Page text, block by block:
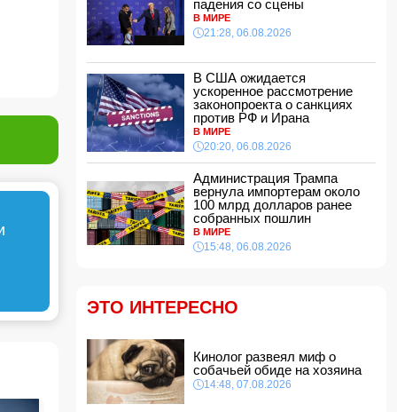
11:48, 07.08.2026
Женщина попала за решетку из-за
11:40, 07.08.2026
Европе предрекли ущерб в размере 800 млрд
евро
11:34, 07.08.2026
Известная актриса обратилась к Эрдогану:
«Я не могу спать по ночам»
Звезда сборной Испании перейдет в
«Барселону»
11:30, 07.08.2026
ВС РФ поразили три судна с грузами для
Во Флориде мужчина поймал 96 питонов и
11:24, 07.08.2026
Том Холланд и Зендея тайно поженились
11:22, 07.08.2026
Трагедия в Тертере: пожилые супруги стали
падения со сцены
В МИРЕ
21:28, 06.08.2026
В США ожидается
ускоренное рассмотрение
законопроекта о санкциях
против РФ и Ирана
В МИРЕ
20:20, 06.08.2026
Администрация Трампа
вернула импортерам около
100 млрд долларов ранее
собранных пошлин
В МИРЕ
15:48, 06.08.2026
ЭТО ИНТЕРЕСНО
Кинолог развеял миф о
собачьей обиде на хозяина
14:48, 07.08.2026